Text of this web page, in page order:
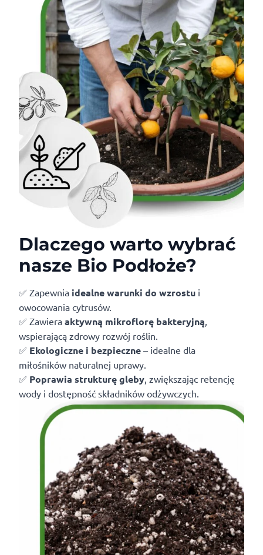
Dlaczego warto wybrać
nasze Bio Podłoże?
✅ Zapewnia idealne warunki do wzrostu i
owocowania cytrusów.
✅ Zawiera aktywną mikroflorę bakteryjną
wspierającą zdrowy rozwój roślin.
✅ Ekologiczne i bezpieczne – idealne dla
miłośników naturalnej uprawy.
✅ Poprawia strukturę gleby , zwiększając retencję
wody i dostępność składników odżywczych.